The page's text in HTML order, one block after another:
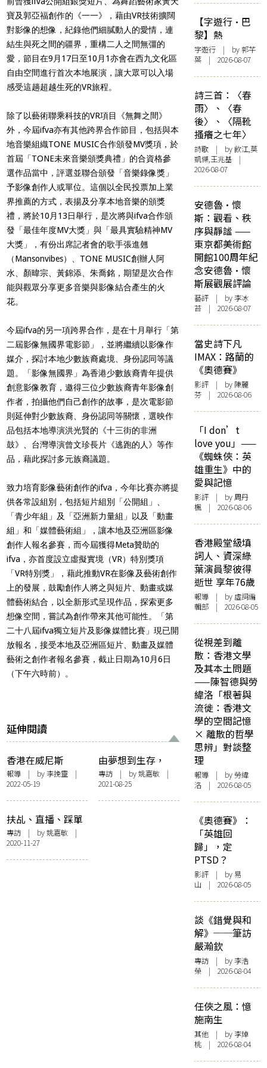
寶及郭亞福創作的《一一》，藉由VR技術擴闊
對影像的想像，紀錄他們細膩動人的愛情，連
結生與死之間的疆界，重構二人之間無彊的
愛，節目在9月17日至10月1亦會在西九文化區
自由空間進行首次本地展演，讓大眾可以入場
感受這趟超越生死的VR旅程。
除了以藝術聯乘科技的VR項目《無舞之間》
外，今屆ifva亦有其他跨界合作節目，包括與本
地音樂組織TONE MUSIC合作頒發MV獎項，於
首屆「TONE未來音樂頒獎典禮」的合資格參
選作品當中，評選並聯合頒發「音樂錄像獎」
予影像創作人或單位。這個以全民投票加上業
界推薦的方式，表揚及分享本地音樂的頒獎
禮，將於10月13日舉行，是次將與ifva合作頒
發「最佳年度MV大獎」與「最具實驗精神MV
大獎」，有份出席記者會的歌手張進翹
（Mansonvibes）、TONE MUSIC創辦人阿
水、顏暐宗、黃錦添、朱喬銘，期望是次合作
能與觀眾分享更多音樂與影像結合產生的火
花。
今屆ifva的另一項跨界合作，是在十月舉行「第
二屆影像無國界電影節」，並將繼續以影像作
媒介，探討本地少數族裔處境、身份認同等議
題。「影像無國界」為香港少數族裔青年提供
創意影像教育，邀得三位少數族裔青年影像創
作者，拍攝他們自己創作的故事，是次電影節
則延伸對少數族裔、身份認同等關懷，選映作
品包括本地導演洪光賢的《十三街的非洲
鼓》、台灣導演曾文珍長片《逃跑的人》等作
品，藉此探討多元族裔議題。
致力培育影像藝術創作的ifva，今年比賽亦將提
供各常設組別，包括短片組別「公開組」、
「青少年組」及「亞洲新力量組」以及「動畫
組」和「媒體藝術組」，讓本地及亞洲區影像
創作人報名參賽，而今屆獲得Meta贊助的
ifva，亦首度設立虛擬實境（VR）特別獎項
「VR特別獎」，藉此推動VR在影像及藝術創作
上的發展，鼓勵創作人將之與短片、動畫或媒
體藝術結合，以全新形式呈現作品，探索更多
想像空間，嘗試為創作帶來其他可能性。「第
二十八屆ifva獨立短片及影像媒體比賽」現已開
放報名，接受本地及亞洲區短片、動畫及媒體
藝術之創作者報名參賽，截止日期為10月6日
（下午六時前）。
延伸閱讀
香港在威尼斯
2022：兩種香港身
體敘述
報導 | by 李挽靈 |
2022-05-19
由夢想到生存，
《狂舞派3》中的
本土深情——訪導
演黃修平
專訪| by姚嘉敏 |
2021-08-25
扶乩、直播、踩單
車 ifva Everywhere
獨有的影像嘉年華
專訪 | by姚嘉敏 |
2020-11-27
【字遊行·巴
黎】熱
字遊行 | by 郭芊
葉 | 2026-08-07
詩三首：〈春
雨〉、〈春
後〉、〈隔靴
搔癢之七年〉
詩歌 | by 飲江,莫
凱傑,王兆基 |
2026-08-07
安德魯·懷
斯：觀看、秩
序與靜謐 ——
東京都美術館
開館100周年紀
念安德魯·懷
斯展觀展評論
藝評 | by 李冰
苔 | 2026-08-07
當史詩下凡
IMAX：路蘭的
《奧德賽》
影評 | by 陳麗
芬 | 2026-08-06
「I don’t
love you」——
《蜘蛛俠：英
雄重生》中的
愛與記憶
影評 | by周丹
楓 | 2026-08-06
香港殿堂級填
詞人、資深綠
葉演員黎彼得
逝世 享年76歲
報導 | by 虛詞編
輯部 | 2026-08-05
從視差到離
散：香港文學
及其本土問題
——陳智德與勞
緯洛「根著與
流徙：香港文
學的空間記憶
× 離散的哲學
思辨」對談整
理
報導 | by 勞緯
洛 | 2026-08-05
《奧德賽》：
「英雄回
歸」，定
PTSD？
影評 | by 易
山 | 2026-08-05
談《錯覺與和
解》──筆訪
嚴瀚欽
專訪 | by 李浩
榮 | 2026-08-04
任俠之風：憶
施南生
其他 | by 李焯
桃 | 2026-08-04